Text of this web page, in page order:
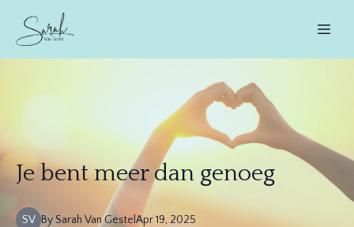
Je bent meer dan genoeg
SV Apr 19, 2025
By Sarah Van Gestel